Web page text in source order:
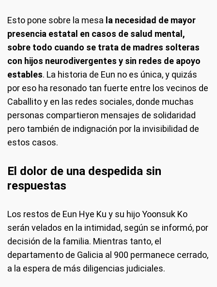
Esto pone sobre la mesa la necesidad de mayor
presencia estatal en casos de salud mental,
sobre todo cuando se trata de madres solteras
con hijos neurodivergentes y sin redes de apoyo
estables. La historia de Eun no es única, y quizás
por eso ha resonado tan fuerte entre los vecinos de
Caballito y en las redes sociales, donde muchas
personas compartieron mensajes de solidaridad
pero también de indignación por la invisibilidad de
estos casos.
El dolor de una despedida sin
respuestas
Los restos de Eun Hye Ku y su hijo Yoonsuk Ko
serán velados en la intimidad, según se informó, por
decisión de la familia. Mientras tanto, el
departamento de Galicia al 900 permanece cerrado,
a la espera de más diligencias judiciales.